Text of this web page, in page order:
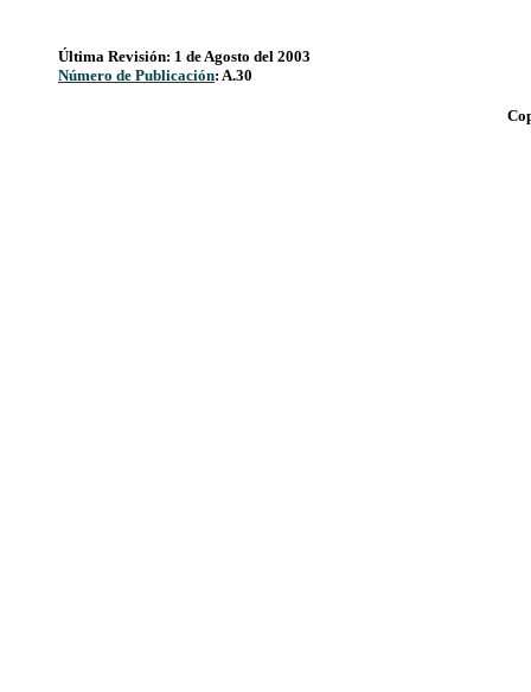
Última Revisión: 1 de Agosto del 2003
Número de Publicación: A.30